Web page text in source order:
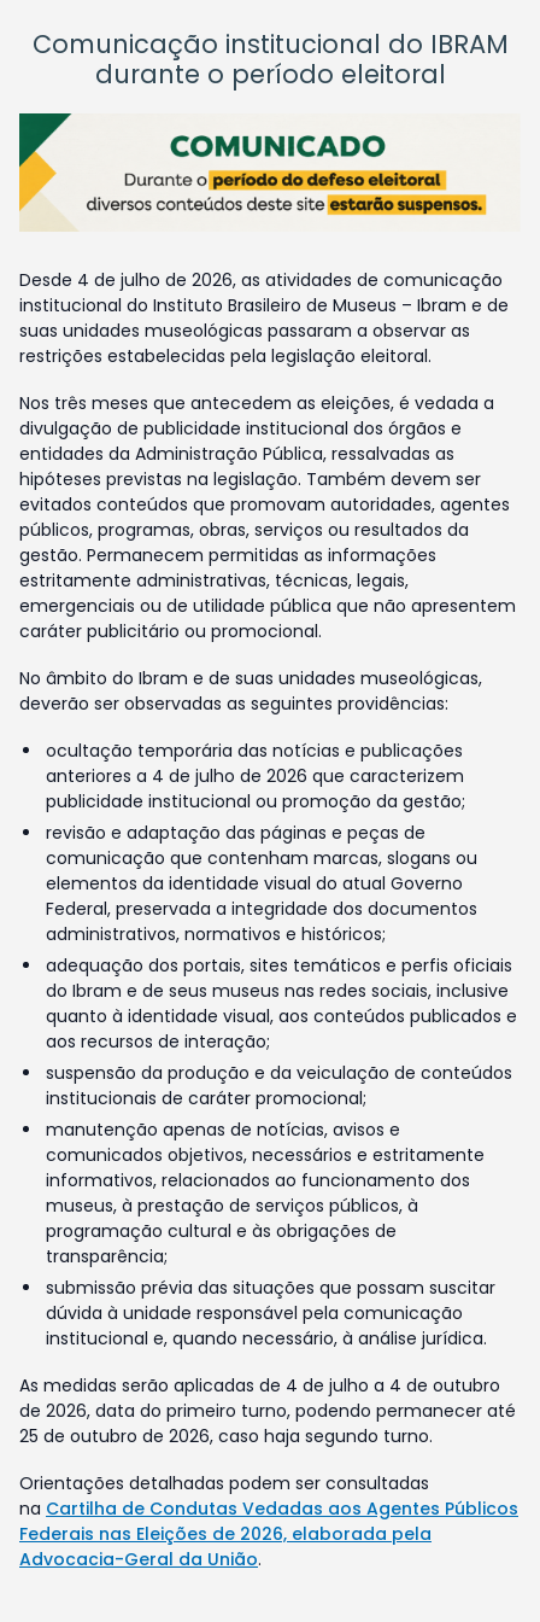
Comunicação institucional do IBRAM
durante o período eleitoral
Desde 4 de julho de 2026, as atividades de comunicação
institucional do Instituto Brasileiro de Museus – Ibram e de
suas unidades museológicas passaram a observar as
restrições estabelecidas pela legislação eleitoral.
Nos três meses que antecedem as eleições, é vedada a
divulgação de publicidade institucional dos órgãos e
entidades da Administração Pública, ressalvadas as
hipóteses previstas na legislação. Também devem ser
evitados conteúdos que promovam autoridades, agentes
públicos, programas, obras, serviços ou resultados da
gestão. Permanecem permitidas as informações
estritamente administrativas, técnicas, legais,
emergenciais ou de utilidade pública que não apresentem
caráter publicitário ou promocional.
No âmbito do Ibram e de suas unidades museológicas,
deverão ser observadas as seguintes providências:
ocultação temporária das notícias e publicações
anteriores a 4 de julho de 2026 que caracterizem
publicidade institucional ou promoção da gestão;
revisão e adaptação das páginas e peças de
comunicação que contenham marcas, slogans ou
elementos da identidade visual do atual Governo
Federal, preservada a integridade dos documentos
administrativos, normativos e históricos;
adequação dos portais, sites temáticos e perfis oficiais
do Ibram e de seus museus nas redes sociais, inclusive
quanto à identidade visual, aos conteúdos publicados e
aos recursos de interação;
suspensão da produção e da veiculação de conteúdos
institucionais de caráter promocional;
manutenção apenas de notícias, avisos e
comunicados objetivos, necessários e estritamente
informativos, relacionados ao funcionamento dos
museus, à prestação de serviços públicos, à
programação cultural e às obrigações de
transparência;
submissão prévia das situações que possam suscitar
dúvida à unidade responsável pela comunicação
institucional e, quando necessário, à análise jurídica.
As medidas serão aplicadas de 4 de julho a 4 de outubro
de 2026, data do primeiro turno, podendo permanecer até
25 de outubro de 2026, caso haja segundo turno.
Orientações detalhadas podem ser consultadas
na Cartilha de Condutas Vedadas aos Agentes Públicos
Federais nas Eleições de 2026, elaborada pela
Advocacia-Geral da União.